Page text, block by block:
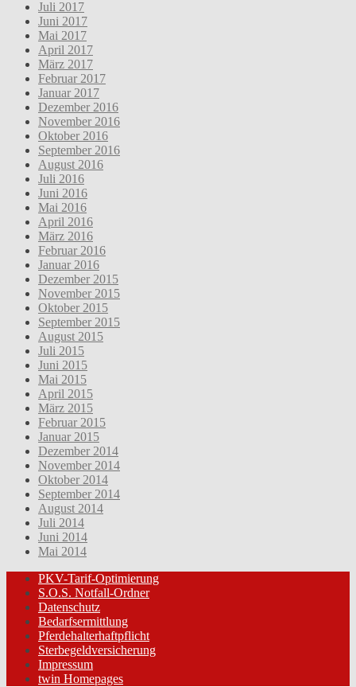
Juli 2017
Juni 2017
Mai 2017
April 2017
März 2017
Februar 2017
Januar 2017
Dezember 2016
November 2016
Oktober 2016
September 2016
August 2016
Juli 2016
Juni 2016
Mai 2016
April 2016
März 2016
Februar 2016
Januar 2016
Dezember 2015
November 2015
Oktober 2015
September 2015
August 2015
Juli 2015
Juni 2015
Mai 2015
April 2015
März 2015
Februar 2015
Januar 2015
Dezember 2014
November 2014
Oktober 2014
September 2014
August 2014
Juli 2014
Juni 2014
Mai 2014
PKV-Tarif-Optimierung
S.O.S. Notfall-Ordner
Datenschutz
Bedarfsermittlung
Pferdehalterhaftpflicht
Sterbegeldversicherung
Impressum
twin Homepages